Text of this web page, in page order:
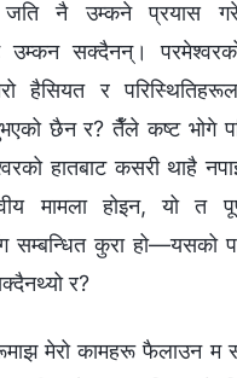
जति नै उम्कने प्रयास
उम्कन सक्दैनन्।
हैसियत र
छैन र? तैँले कष्ट भोगे
हातबाट कसरी थाहै
मामला होइन, यो त
सम्‍बन्धित कुरा हो—यसको
र?
मेरो कामहरू फैलाउन म